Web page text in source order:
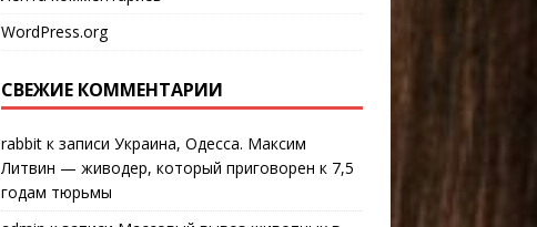
WordPress.org
СВЕЖИЕ КОММЕНТАРИИ
rabbitк записи Украина, Одесса. Максим
Литвин — живодер, который приговорен к 7,5
годам тюрьмы